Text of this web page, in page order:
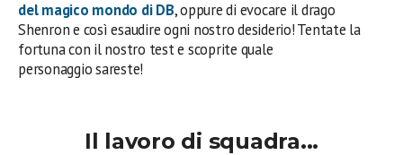
del magico mondo diDB, oppure di evocare il drago
Shenron e così esaudire ogni nostro desiderio! Tentate la
fortuna con il nostro test e scoprite quale
personaggio sareste!
Il lavoro di squadra...